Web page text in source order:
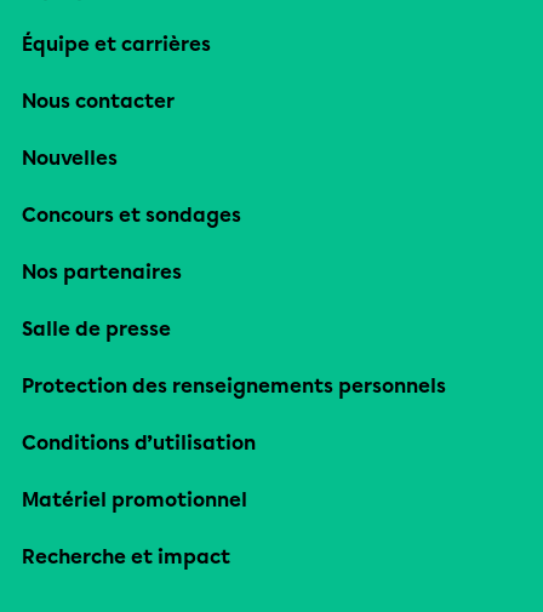
Équipe et carrières
Nous contacter
Nouvelles
Concours et sondages
Nos partenaires
Salle de presse
Protection des renseignements personnels
Conditions d’utilisation
Matériel promotionnel
Recherche et impact